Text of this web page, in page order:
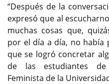
“Después de la
expresó que al
muchas cosas que,
por el día a día, no había
que se logró concretar
de las estudiantes de
Feminista de la